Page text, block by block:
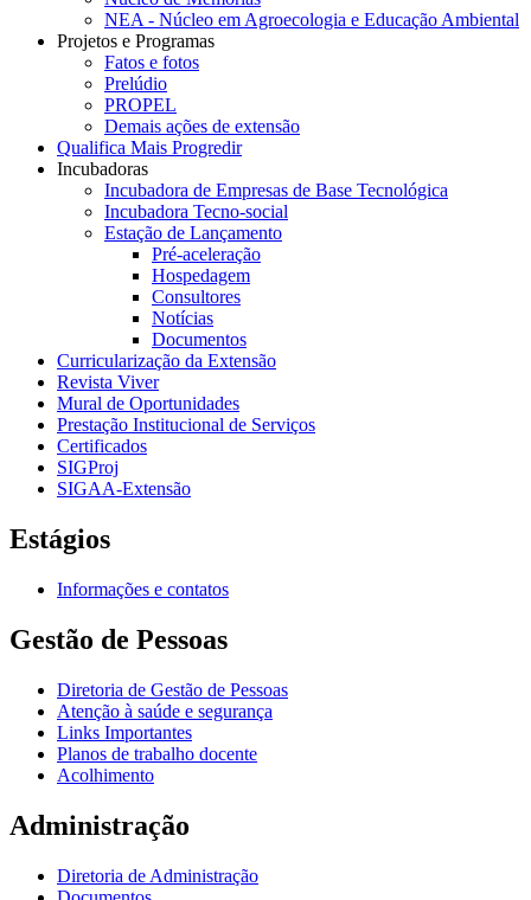
NEA - Núcleo em Agroecologia e Educação Ambiental
Projetos e Programas
Fatos e fotos
Prelúdio
PROPEL
Demais ações de extensão
Qualifica Mais Progredir
Incubadoras
Incubadora de Empresas de Base Tecnológica
Incubadora Tecno-social
Estação de Lançamento
Pré-aceleração
Hospedagem
Consultores
Notícias
Documentos
Curricularização da Extensão
Revista Viver
Mural de Oportunidades
Prestação Institucional de Serviços
Certificados
SIGProj
SIGAA-Extensão
Estágios
Informações e contatos
Gestão de Pessoas
Diretoria de Gestão de Pessoas
Atenção à saúde e segurança
Links Importantes
Planos de trabalho docente
Acolhimento
Administração
Diretoria de Administração